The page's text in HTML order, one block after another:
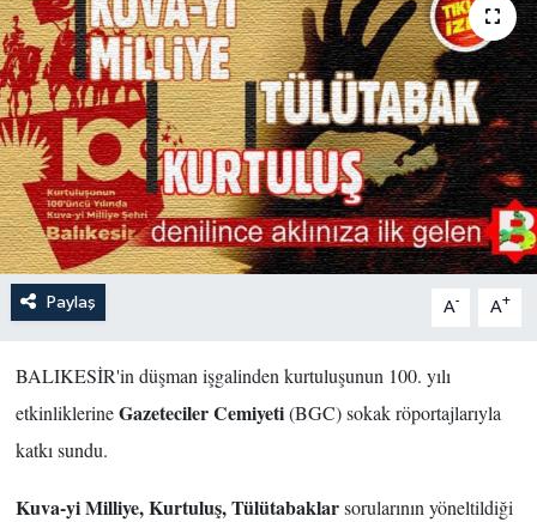
Paylaş A- A+
BALIKESİR'in düşman işgalinden kurtuluşunun 100. yılı
etkinliklerineGazeteciler Cemiyeti(BGC) sokak röportajlarıyla
katkı sundu.
Kuva-yi Milliye, Kurtuluş, Tülütabaklarsorularının yöneltildiği